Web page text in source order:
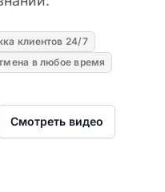
клиентов 24/7
в любое время
Смотреть видео